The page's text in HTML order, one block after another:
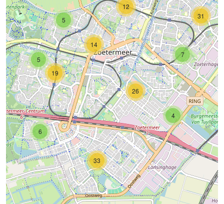
31
6
33
7
4
12
5
5
19
14
26